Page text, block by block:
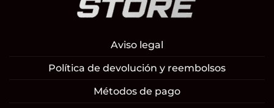
Aviso legal
Política de devolución y reembolsos
Métodos de pago